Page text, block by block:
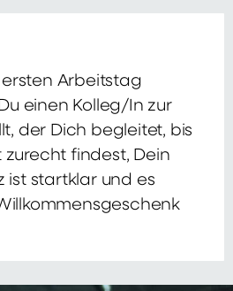
Arbeitstag
einen Kolleg/In zur
der Dich begleitet, bis
zurecht findest, Dein
ist startklar und es